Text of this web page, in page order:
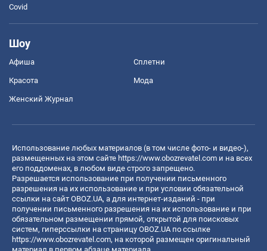
Covid
Шоу
Афиша Сплетни
Красота Мода
Женский Журнал
Использование любых материалов (в том числе фото- и видео-),
размещенных на этом сайте https://www.obozrevatel.com и на всех
его поддоменах, в любом виде строго запрещено.
Разрешается использование при получении письменного
разрешения на их использование и при условии обязательной
ссылки на сайт OBOZ.UA, а для интернет-изданий - при
получении письменного разрешения на их использование и при
обязательном размещении прямой, открытой для поисковых
систем, гиперссылки на страницу OBOZ.UA по ссылке
https://www.obozrevatel.com, на которой размещен оригинальный